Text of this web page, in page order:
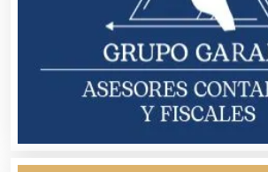
Alquiler de Autos
Alquiler de Equipos para